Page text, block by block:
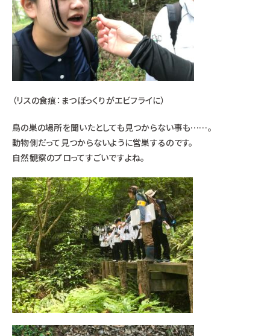
（リスの食痕：まつぼっくりがエビフライに）
鳥の巣の場所を聞いたとしても見つからない事も……。
動物側だって見つからないように営巣するのです。
自然観察のプロってすごいですよね。